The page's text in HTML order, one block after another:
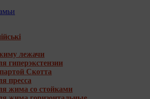
лежачи
гиперэкстензии
Скотта
пресса
жима со стойками